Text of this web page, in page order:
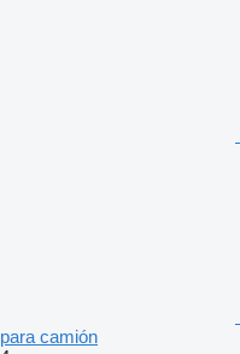
para camión